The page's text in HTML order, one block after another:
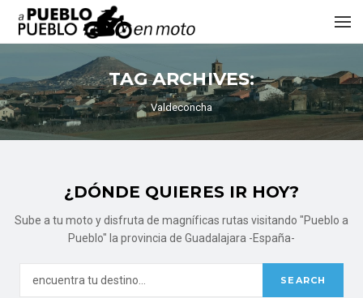
TAG ARCHIVES:
Valdeconcha
¿DÓNDE QUIERES IR HOY?
Sube a tu moto y disfruta de magníficas rutas visitando "Pueblo a
Pueblo" la provincia de Guadalajara -España-